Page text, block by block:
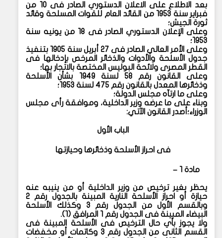
بعد الاطلاع على الاعلان الدستوري الصادر فى ١٠ من
فبراير سنة ١٩٥٣ من القائد العام للقوات المسلحة وقائد
ثورة الجيش؛
وعلى الإعلان الدستوري الصادر فى ١٨ من يونيه سنة
١٩٥٣؛
وعلى الأمر العالي الصادر فى ٢٧ أبريل سنة ١٩٠٥ بتنفيذ
جدول الأسلحة والأدوات والذخائر المرخص بإدخالها فى
القطر المصرى ولائحة البوليس المختصة بالاتجار بها؛
وعلى القانون رقم ٥٨ لسنة ١٩٤٩ بشأن الأسلحة
وذخائرها المعدل بالقانون رقم ٤٧٥ لسنة ١٩٥٣؛
وعلى ما ارتآه مجلس الدولة؛
وبناء على ما عرضه وزير الداخلية، وموافقة رأى مجلس
الوزراء؛ أصدر القانون الآتي:
الباب الأول
فى احراز الأسلحة وذخائرها وحيازتها
مادة ١ –
يحظر بغير ترخيص من وزير الداخلية أو من ينيبه عنه
حيازة أو احراز الأسلحة النارية المبينة بالجدول رقم ٢
وبالقسم الأول من الجدول رقم ٣ وكذلك الأسلحة
البيضاء المبينة فى الجدول رقم ١ المرافق (١).
ولا يجوز بأي حال الترخيص فى الأسلحة المبينة فى
القسم الثانى من الجدول رقم ٣ وكاتمات أو مخفضات